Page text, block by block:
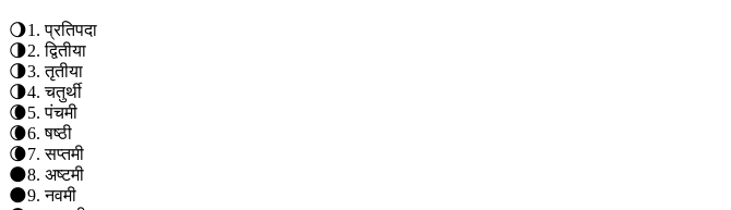
🌖1 .प्रतिपदा
🌗2.द्वितीया
🌗3.तृतीया
🌗4.चतुर्थी
🌘5.पंचमी
🌘6.षष्ठी
🌘7.सप्तमी
🌑8. अष्टमी
🌑9.नवमी